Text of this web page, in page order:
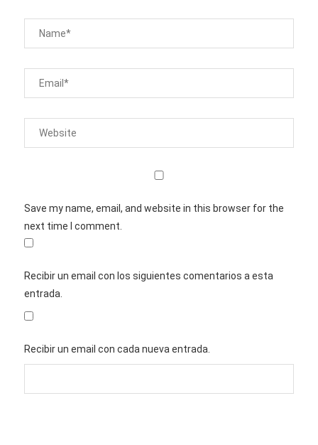
Save my name, email, and website in this browser for the
next time I comment.
Recibir un email con los siguientes comentarios a esta
entrada.
Recibir un email con cada nueva entrada.